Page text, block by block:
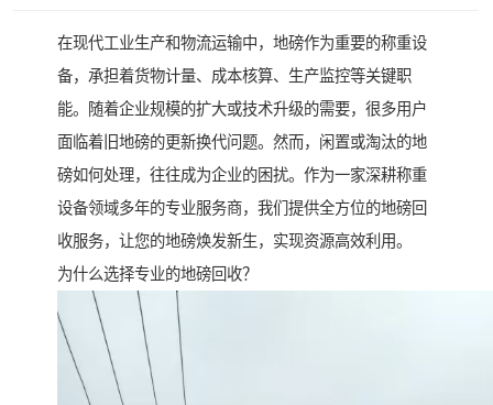
在现代工业生产和物流运输中，地磅作为重要的称重设
备，承担着货物计量、成本核算、生产监控等关键职
能。随着企业规模的扩大或技术升级的需要，很多用户
面临着旧地磅的更新换代问题。然而，闲置或淘汰的地
磅如何处理，往往成为企业的困扰。作为一家深耕称重
设备领域多年的专业服务商，我们提供全方位的地磅回
收服务，让您的地磅焕发新生，实现资源高效利用。
为什么选择专业的地磅回收？